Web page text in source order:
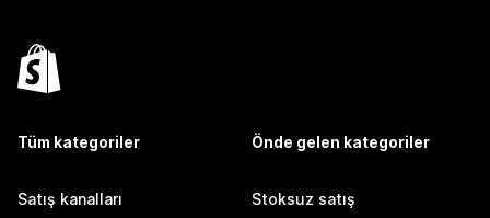
Tüm kategoriler
Satış kanalları
Önde gelen kategoriler
Stoksuz satış